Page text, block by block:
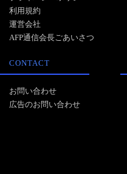
利用規約
運営会社
AFP通信会長ごあいさつ
CONTACT
お問い合わせ
広告のお問い合わせ